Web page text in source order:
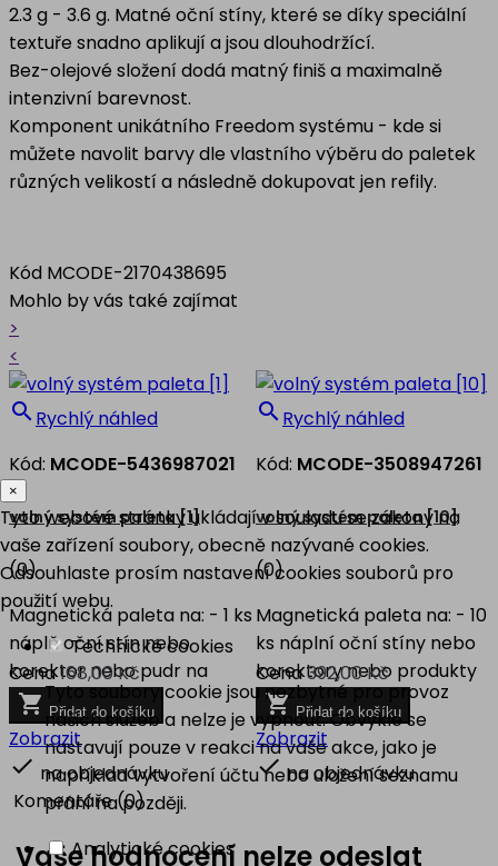
2.3 g - 3.6 g. Matné oční stíny, které se díky speciální
textuře snadno aplikují a jsou dlouhodržící.
Bez-olejové složení dodá matný finiš a maximalně
intenzivní barevnost.
Komponent unikátního Freedom systému - kde si
můžete navolit barvy dle vlastního výběru do paletek
různých velikostí a následně dokupovat jen refily.
Kód MCODE-2170438695
Mohlo by vás také zajímat
>
<
 Rychlý náhled
Kód: MCODE-5436987021
volný systém paleta [1]
(0)
Magnetická paleta na: - 1 ks
náplň oční stín nebo
korektor nebo pudr na
obočí
Cena168,00 Kč
 Přidat do košíku
Zobrazit
 na objednávku
 Rychlý náhled
Kód: MCODE-3508947261
volný systém paleta [10]
(0)
Magnetická paleta na: - 10
ks náplní oční stíny nebo
korektory nebo produkty
na obočí
Cena392,00 Kč
 Přidat do košíku
Zobrazit
na objednávku
Komentáře (0)
Vaše hodnocení nelze odeslat
×
Tyto webové stránky ukládají v souladu se zákony na
vaše zařízení soubory, obecně nazývané cookies.
Odsouhlaste prosím nastavení cookies souborů pro
použití webu.
Technické cookies
Tyto soubory cookie jsou nezbytné pro provoz
našich služeb a nelze je vypnout. Obvykle se
nastavují pouze v reakci na vaše akce, jako je
například vytvoření účtu nebo uložení seznamu
přání na později.
Analytické cookies